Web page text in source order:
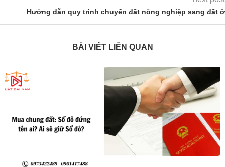
Hướng dẫn quy trình chuyển đất nông nghiệp sang đất ở
BÀI VIẾT LIÊN QUAN